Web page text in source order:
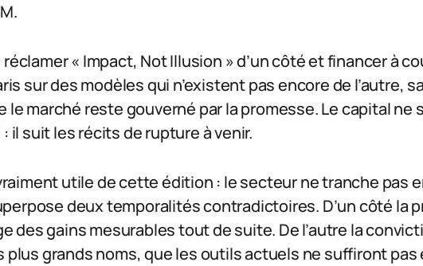
« Impact, Not Illusion » d’un côté et financer à
sur des modèles qui n’existent pas encore de l’autre,
le marché reste gouverné par la promesse. Le capital ne
: il suit les récits de rupture à venir.
utile de cette édition : le secteur ne tranche pas
deux temporalités contradictoires. D’un côté la
des gains mesurables tout de suite. De l’autre la
plus grands noms, que les outils actuels ne suffiront pas